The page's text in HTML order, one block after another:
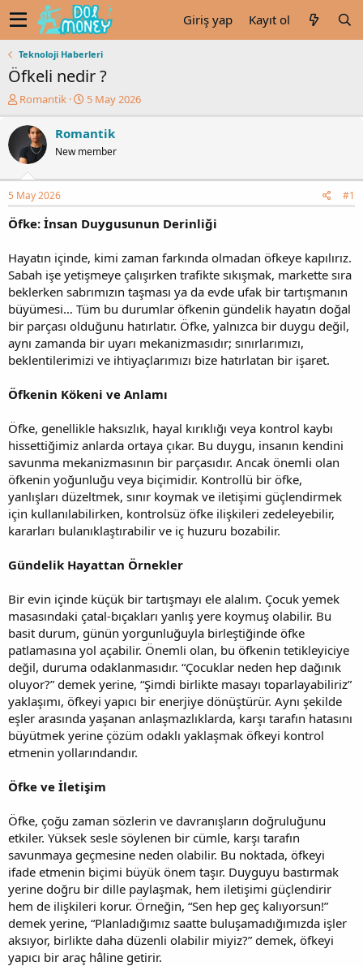
Giriş yap Kayıt ol
Teknoloji Haberleri
Öfkeli nedir ?
K
n
y
b
a
l
t
a
n
Romantik
B
l
a
g
t
r
i
h
i
5 May 2026
Romantik
New member
5 May 2026 #1
Öfke: İnsan Duygusunun Derinliği
Hayatın içinde, kimi zaman farkında olmadan öfkeye kapılırız.
Sabah işe yetişmeye çalışırken trafikte sıkışmak, markette sıra
beklerken sabrımızın taşması ya da evde ufak bir tartışmanın
büyümesi… Tüm bu durumlar öfkenin gündelik hayatın doğal
bir parçası olduğunu hatırlatır. Öfke, yalnızca bir duygu değil,
aynı zamanda bir uyarı mekanizmasıdır; sınırlarımızı,
beklentilerimizi ve ihtiyaçlarımızı bize hatırlatan bir işaret.
Öfkenin Kökeni ve Anlamı
Öfke, genellikle haksızlık, hayal kırıklığı veya kontrol kaybı
hissettiğimiz anlarda ortaya çıkar. Bu duygu, insanın kendini
savunma mekanizmasının bir parçasıdır. Ancak önemli olan
öfkenin yoğunluğu veya biçimidir. Kontrollü bir öfke,
yanlışları düzeltmek, sınır koymak ve iletişimi güçlendirmek
için kullanılabilirken, kontrolsüz öfke ilişkileri zedeleyebilir,
kararları bulanıklaştırabilir ve iç huzuru bozabilir.
Gündelik Hayattan Örnekler
Bir evin içinde küçük bir tartışmayı ele alalım. Çocuk yemek
masasındaki çatal-bıçakları yanlış yere koymuş olabilir. Bu
basit durum, günün yorgunluğuyla birleştiğinde öfke
patlamasına yol açabilir. Önemli olan, bu öfkenin tetikleyiciye
değil, duruma odaklanmasıdır. “Çocuklar neden hep dağınık
oluyor?” demek yerine, “Şimdi birlikte masayı toparlayabiliriz”
yaklaşımı, öfkeyi yapıcı bir enerjiye dönüştürür. Aynı şekilde
eşler arasında yaşanan anlaşmazlıklarda, karşı tarafın hatasını
büyütmek yerine çözüm odaklı yaklaşmak öfkeyi kontrol
etmenin yollarındandır.
Öfke ve İletişim
Öfke, çoğu zaman sözlerin ve davranışların doğruluğunu
etkiler. Yüksek sesle söylenen bir cümle, karşı tarafın
savunmaya geçmesine neden olabilir. Bu noktada, öfkeyi
ifade etmenin biçimi büyük önem taşır. Duyguyu bastırmak
yerine doğru bir dille paylaşmak, hem iletişimi güçlendirir
hem de ilişkileri korur. Örneğin, “Sen hep geç kalıyorsun!”
demek yerine, “Planladığımız saatte buluşamadığımızda işler
aksıyor, birlikte daha düzenli olabilir miyiz?” demek, öfkeyi
yapıcı bir araç hâline getirir.